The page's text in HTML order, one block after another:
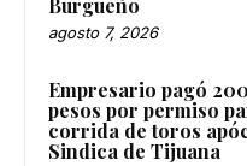
Burgueño
agosto 7, 2026
Empresario pagó
pesos por permiso
corrida de toros
Sindica de Tijuana